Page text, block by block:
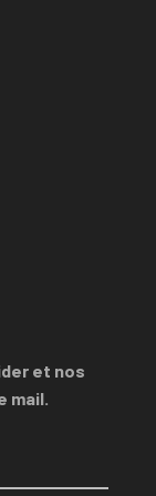
et nos
mail.